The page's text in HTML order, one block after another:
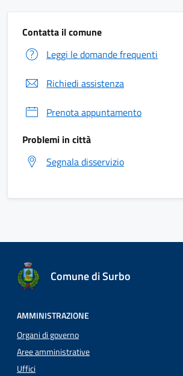
Contatta il comune
Leggi le domande frequenti
Richiedi assistenza
Prenota appuntamento
Problemi in città
Segnala disservizio
Comune di Surbo
AMMINISTRAZIONE
Organi di governo
Aree amministrative
Uffici